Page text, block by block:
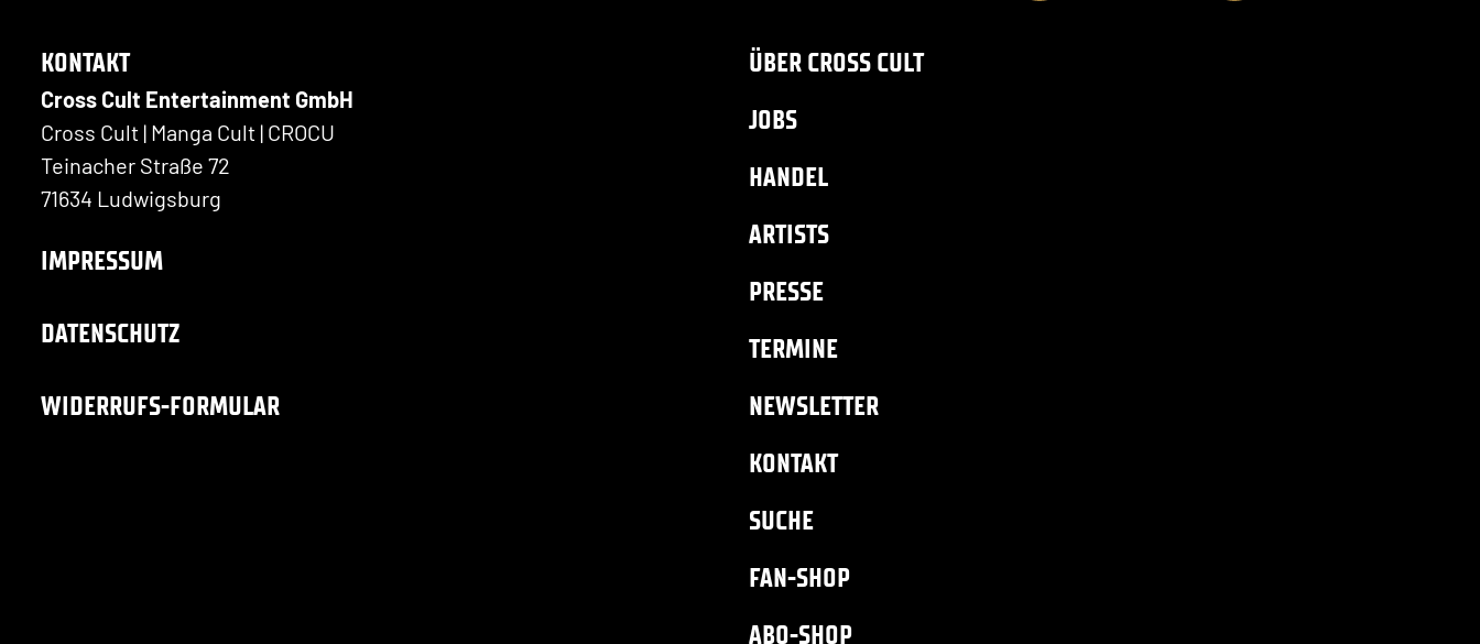
KONTAKT
Cross Cult Entertainment GmbH
Cross Cult | Manga Cult | CROCU
Teinacher Straße 72
71634 Ludwigsburg
IMPRESSUM
DATENSCHUTZ
WIDERRUFS-FORMULAR
ÜBER CROSS CULT
JOBS
HANDEL
ARTISTS
PRESSE
TERMINE
NEWSLETTER
KONTAKT
SUCHE
FAN-SHOP
ABO-SHOP